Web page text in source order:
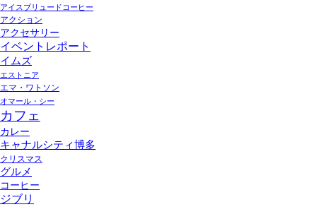
アイスブリュードコーヒー
アクション
アクセサリー
イベントレポート
イムズ
エストニア
エマ・ワトソン
オマール・シー
カフェ
カレー
キャナルシティ博多
クリスマス
グルメ
コーヒー
ジブリ